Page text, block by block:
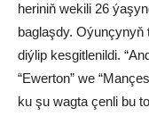
he­ri­niň we­ki­li 26
bag­laş­dy. Oýun­çy­nyň
diý­lip kes­git­le­nil­di.
“Ewer­ton” we
ku şu wag­ta çen­li bu